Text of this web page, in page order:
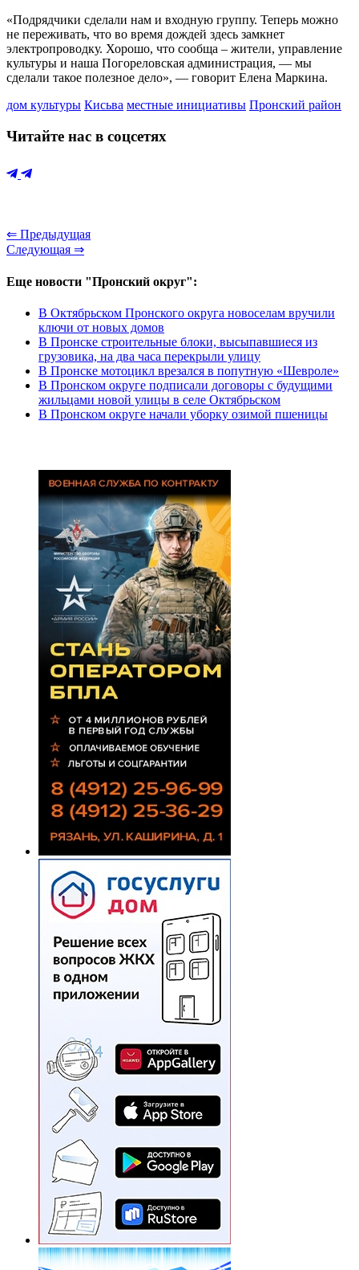
«Подрядчики сделали нам и входную группу. Теперь можно
не переживать, что во время дождей здесь замкнет
электропроводку. Хорошо, что сообща – жители, управление
культуры и наша Погореловская администрация, — мы
сделали такое полезное дело», — говорит Елена Маркина.
дом культуры Кисьва местные инициативы Пронский район
Читайте нас в соцсетях
⇐ Предыдущая
Следующая ⇒
Еще новости "Пронский округ":
В Октябрьском Пронского округа новоселам вручили
ключи от новых домов
В Пронске строительные блоки, высыпавшиеся из
грузовика, на два часа перекрыли улицу
В Пронске мотоцикл врезался в попутную «Шевроле»
В Пронском округе подписали договоры с будущими
жильцами новой улицы в селе Октябрьском
В Пронском округе начали уборку озимой пшеницы